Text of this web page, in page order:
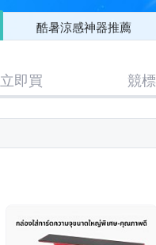
酷暑涼感神器推薦
立即買 競標